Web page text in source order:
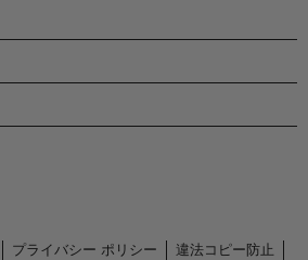
プライバシー ポリシー
違法コピー防止